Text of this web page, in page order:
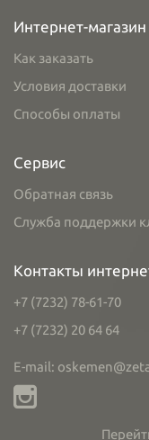
Интернет-магазин
Как заказать
Условия доставки
Способы оплаты
Сервис
Обратная связь
Служба поддержки
Контакты
+7 (7232) 78-61-70
+7 (7232) 20 64 64
E-mail: